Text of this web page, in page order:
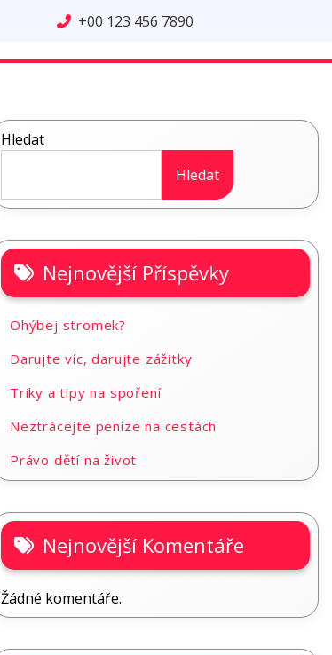
+00 123 456 7890
Hledat
Hledat
Nejnovější Příspěvky
Ohýbej stromek?
Darujte víc, darujte zážitky
Triky a tipy na spoření
Neztrácejte peníze na cestách
Právo dětí na život
Nejnovější Komentáře
Žádné komentáře.